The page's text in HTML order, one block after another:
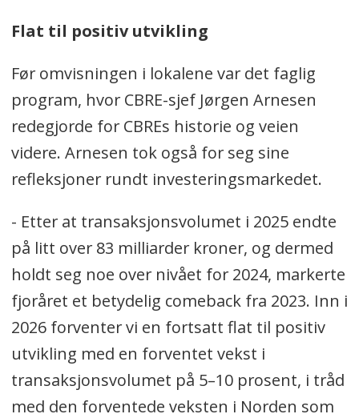
Flat til positiv utvikling
Før omvisningen i lokalene var det faglig
program, hvor CBRE-sjef Jørgen Arnesen
redegjorde for CBREs historie og veien
videre. Arnesen tok også for seg sine
refleksjoner rundt investeringsmarkedet.
- Etter at transaksjonsvolumet i 2025 endte
på litt over 83 milliarder kroner, og dermed
holdt seg noe over nivået for 2024, markerte
fjoråret et betydelig comeback fra 2023. Inn i
2026 forventer vi en fortsatt flat til positiv
utvikling med en forventet vekst i
transaksjonsvolumet på 5–10 prosent, i tråd
med den forventede veksten i Norden som